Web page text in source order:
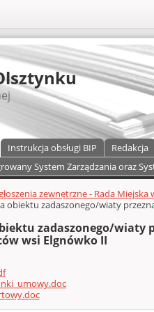
Instrukcja obsługi BIP Redakcja
System Zarządzania oraz
zewnętrzne - Rada Miejska
obiektu zadaszonego/wiaty
zadaszonego/wiaty
wsi Elgnówko II